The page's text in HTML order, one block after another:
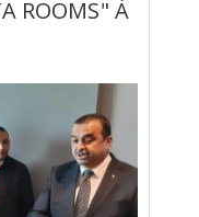
ROOMS" À